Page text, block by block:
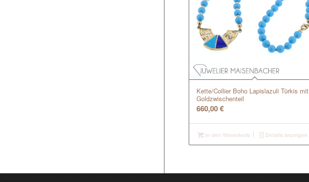
Kette/Collier Boho Lapislazuli Türkis mit
Goldzwischenteil
660,00€
In den Warenkorb Details anzeigen